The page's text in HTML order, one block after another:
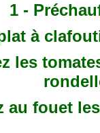
1 -
à
les
au fouet